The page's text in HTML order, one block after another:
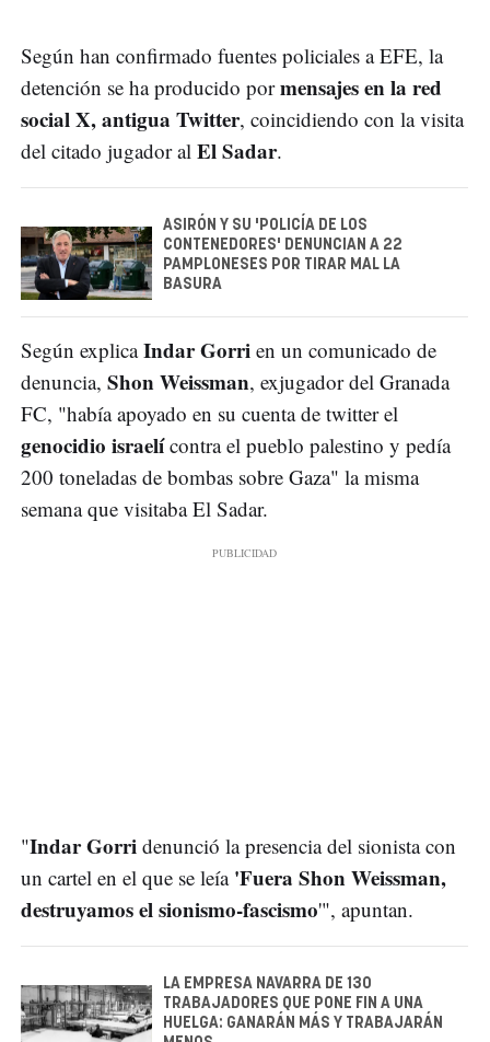
Según han confirmado fuentes policiales a EFE, la
detención se ha producido pormensajes en la red
social X, antigua Twitter, coincidiendo con la visita
del citado jugador al El Sadar.
ASIRÓN Y SU 'POLICÍA DE LOS
CONTENEDORES' DENUNCIAN A 22
PAMPLONESES POR TIRAR MAL LA
BASURA
Según explicaIndar Gorri en un comunicado de
denuncia, Shon Weissman, exjugador del Granada
FC, "había apoyado en su cuenta de twitter el
genocidio israelícontra el pueblo palestino y pedía
200 toneladas de bombas sobre Gaza" la misma
semana que visitaba El Sadar.
"Indar Gorri denunció la presencia del sionista con
un cartel en el que se leía 'Fuera Shon Weissman,
destruyamos el sionismo-fascismo'", apuntan.
LA EMPRESA NAVARRA DE 130
TRABAJADORES QUE PONE FIN A UNA
HUELGA: GANARÁN MÁS Y TRABAJARÁN